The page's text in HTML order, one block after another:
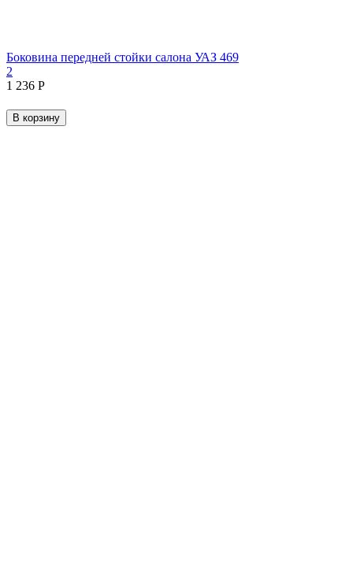
Боковина передней стойки салона УАЗ 469
2
1 236 Р
В корзину